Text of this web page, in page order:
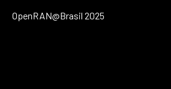
OpenRAN@Brasil 2025